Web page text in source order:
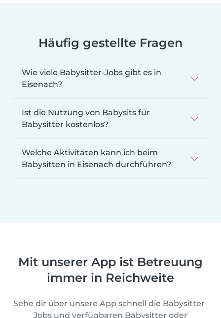
Häufig gestellte Fragen
Wie viele Babysitter-Jobs gibt es in
Eisenach?
Ist die Nutzung von Babysits für
Babysitter kostenlos?
Welche Aktivitäten kann ich beim
Babysitten in Eisenach durchführen?
Mit unserer App ist Betreuung
immer in Reichweite
Sehe dir über unsere App schnell die Babysitter-
Jobs und verfügbaren Babysitter oder